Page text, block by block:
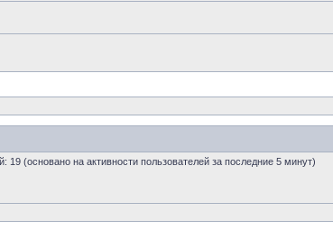
19 (основано на активности пользователей за последние 5 минут)